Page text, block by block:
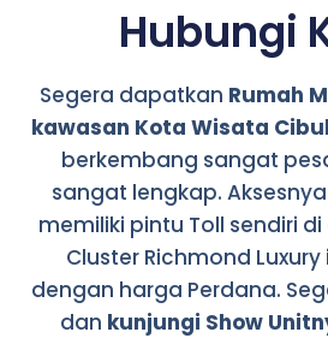
Hubungi
Segera dapatkan Rumah
kawasan Kota Wisata
berkembang sangat
sangat lengkap.
memiliki pintu Toll sendiri
Cluster Richmond
dengan harga Perdana.
dan kunjungi Show